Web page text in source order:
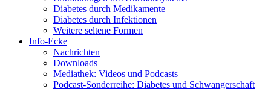
Diabetes durch Medikamente
Diabetes durch Infektionen
Weitere seltene Formen
Info-Ecke
Nachrichten
Downloads
Mediathek: Videos und Podcasts
Podcast-Sonderreihe: Diabetes und Schwangerschaft